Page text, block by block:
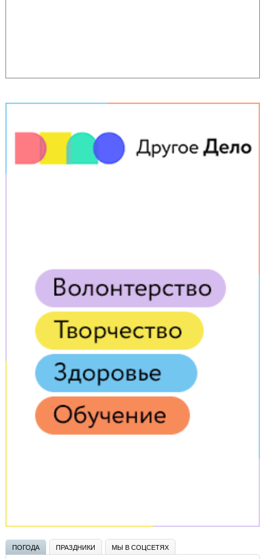
ПОГОДА ПРАЗДНИКИ МЫ В СОЦСЕТЯХ